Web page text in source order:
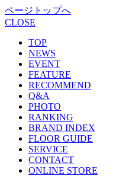
ページトップへ
CLOSE
TOP
NEWS
EVENT
FEATURE
RECOMMEND
Q&A
PHOTO
RANKING
BRAND INDEX
FLOOR GUIDE
SERVICE
CONTACT
ONLINE STORE